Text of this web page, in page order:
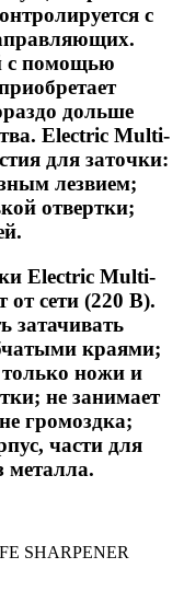
с
с помощью
дольше
Electric Multi-
для заточки:
лезвием;
отвертки;
Electric Multi-
от сети (220 В).
затачивать
краями;
только ножи и
не занимает
громоздка;
части для
металла.
SHARPENER